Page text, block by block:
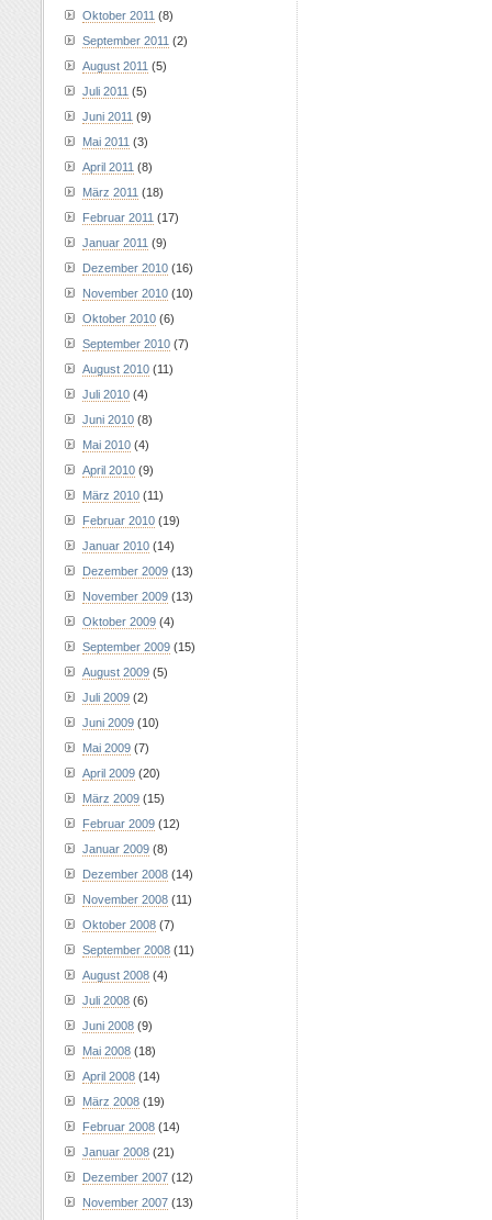
Oktober 2011 (8)
September 2011 (2)
August 2011 (5)
Juli 2011 (5)
Juni 2011 (9)
Mai 2011 (3)
April 2011 (8)
März 2011 (18)
Februar 2011 (17)
Januar 2011 (9)
Dezember 2010 (16)
November 2010 (10)
Oktober 2010 (6)
September 2010 (7)
August 2010 (11)
Juli 2010 (4)
Juni 2010 (8)
Mai 2010 (4)
April 2010 (9)
März 2010 (11)
Februar 2010 (19)
Januar 2010 (14)
Dezember 2009 (13)
November 2009 (13)
Oktober 2009 (4)
September 2009 (15)
August 2009 (5)
Juli 2009 (2)
Juni 2009 (10)
Mai 2009 (7)
April 2009 (20)
März 2009 (15)
Februar 2009 (12)
Januar 2009 (8)
Dezember 2008 (14)
November 2008 (11)
Oktober 2008 (7)
September 2008 (11)
August 2008 (4)
Juli 2008 (6)
Juni 2008 (9)
Mai 2008 (18)
April 2008 (14)
März 2008 (19)
Februar 2008 (14)
Januar 2008 (21)
Dezember 2007 (12)
November 2007 (13)